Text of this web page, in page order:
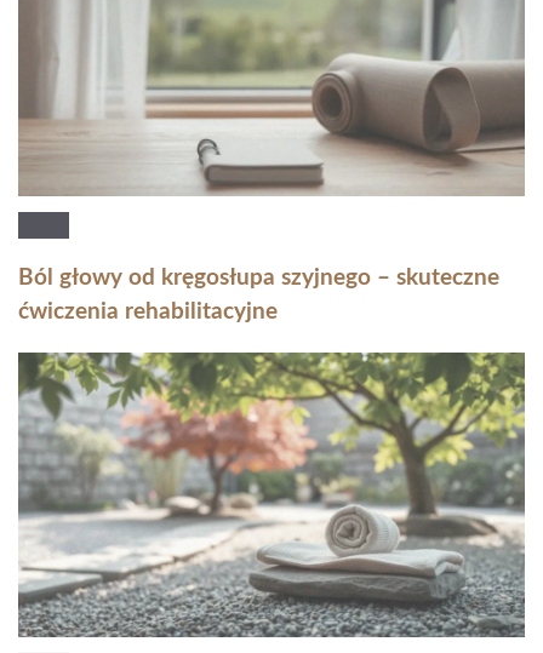
Ból głowy od kręgosłupa szyjnego – skuteczne
ćwiczenia rehabilitacyjne